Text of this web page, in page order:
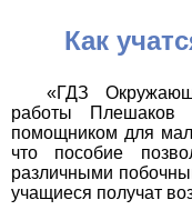
Как
«ГДЗ
работы Плешаков
помощником для
что пособие
различными
учащиеся получат